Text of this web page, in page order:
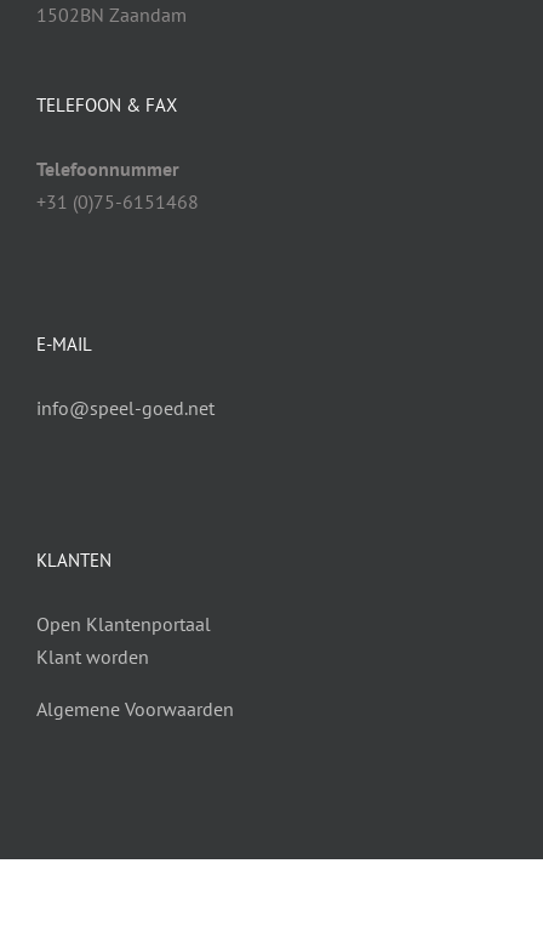
1502BN Zaandam
TELEFOON & FAX
Telefoonnummer
+31 (0)75-6151468
E-MAIL
info@speel-goed.net
KLANTEN
Open Klantenportaal
Klant worden
Algemene Voorwaarden